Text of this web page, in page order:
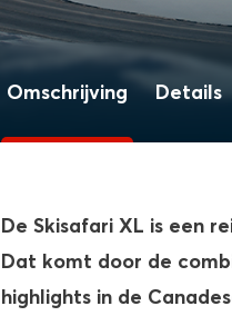
Omschrijving Details
De Skisafari XL is een
Dat komt door de
highlights in de